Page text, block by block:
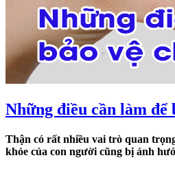
Những điều cần làm để
Thận có rất nhiều vai trò quan
khỏe của con người cũng bị ảnh